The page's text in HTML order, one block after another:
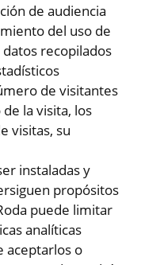
de audiencia
del uso de
datos recopilados
de visitantes
la visita, los
visitas, su
instaladas y
propósitos
puede limitar
analíticas
aceptarlos o